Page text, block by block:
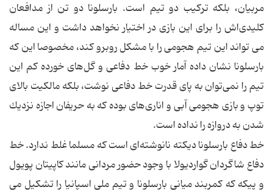
مربیان، بلكه تركیب دو تیم است. بارسلونا دو تن از مدافعان
كلیدی‌اش را برای این بازی در اختیار نخواهد داشت و این مساله
می تواند این تیم هجومی را با مشكل روبرو كند، مخصوصا این كه
بارسلونا نشان داده آمار خوب خط دفاعی و گل‌های خورده كم این
تیم را نمی‌توان به پای قدرت خط دفاعی نوشت، بلكه مالكیت بالای
توپ و بازی هجومی آبی و اناری‌های بوده كه به حریفان اجازه نزدیك
شدن به دروازه را نداده است.
خط دفاع بارسلونا دیكته نانوشته‌ای است كه مسلما غلط ندارد. خط
دفاع شاگردان گواردیولا با وجود حضور مردانی مانند كاپیتان پویول
و پیكه كه كمربند میانی بارسلونا و تیم ملی اسپانیا را تشكیل می